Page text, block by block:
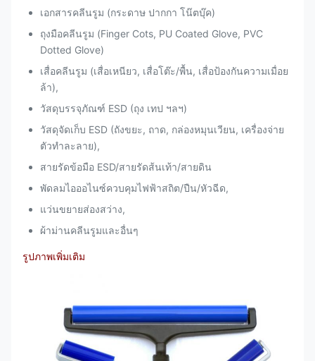
เอกสารคลีนรูม (กระดาษ ปากกา โน๊ตบุ๊ค)
ถุงมือคลีนรูม (Finger Cots, PU Coated Glove, PVC
Dotted Glove)
เสื่อคลีนรูม (เสื่อเหนียว, เสื่อโต๊ะ/พื้น, เสื่อป้องกันความเมื่อย
ล้า),
วัสดุบรรจุภัณฑ์ ESD (ถุง เทป ฯลฯ)
วัสดุจัดเก็บ ESD (ถังขยะ, ถาด, กล่องหมุนเวียน, เครื่องจ่าย
ตัวทำละลาย),
สายรัดข้อมือ ESD/สายรัดส้นเท้า/สายดิน
พัดลมไอออไนซ์ควบคุมไฟฟ้าสถิต/ปืน/หัวฉีด,
แว่นขยายส่องสว่าง,
ผ้าม่านคลีนรูมและอื่นๆ
รูปภาพเพิ่มเติม